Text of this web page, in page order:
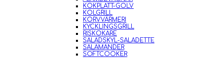
KOKPLATT-GOLV
KOLGRILL
KORVVÄRMERI
KYCKLINGSGRILL
RISKOKARE
SALADSKYL-SALADETTE
SALAMANDER
SOFTCOOKER